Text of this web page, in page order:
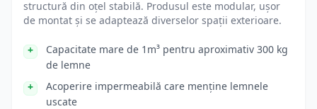
structură din oțel stabilă. Produsul este modular, ușor
de montat și se adaptează diverselor spații exterioare.
Capacitate mare de 1m³ pentru aproximativ 300 kg
de lemne
Acoperire impermeabilă care menține lemnele
uscate